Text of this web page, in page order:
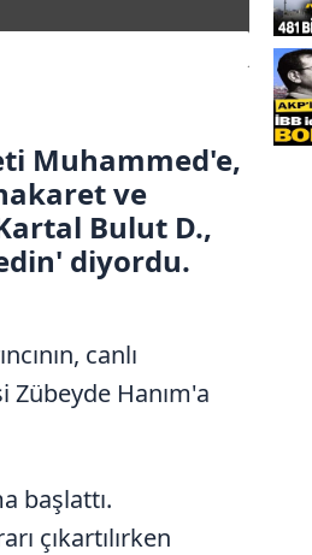
Muhammed'e,
ve
Bulut D.,
diyordu.
canlı
Zübeyde Hanım'a
başlattı.
çıkartılırken